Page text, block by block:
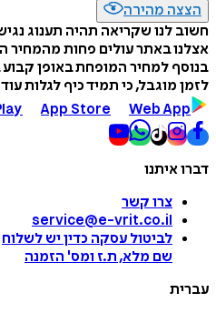
הצצה מהירה
חשוב לנו שקריאה תהיה תענוג
אצלנו באתר עולים פחות מהמחיר
בנוסף למחיר המופחת באופן
לזמן מוגבל, כי תמיד כיף לגלות
App Store Web App
דברו איתנו
צרו קשר
service@e-vrit.co.il
לביטול עסקה כדין יש לשלוח
שם מלא, ת.ז ומס' הזמנה
עברית